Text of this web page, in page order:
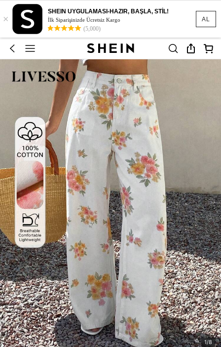
AL
×
SHEIN UYGULAMASI-HAZIR, BAŞLA, STİL!
İlk Siparişinizde Ücretsiz Kargo
(5,000)
1/8